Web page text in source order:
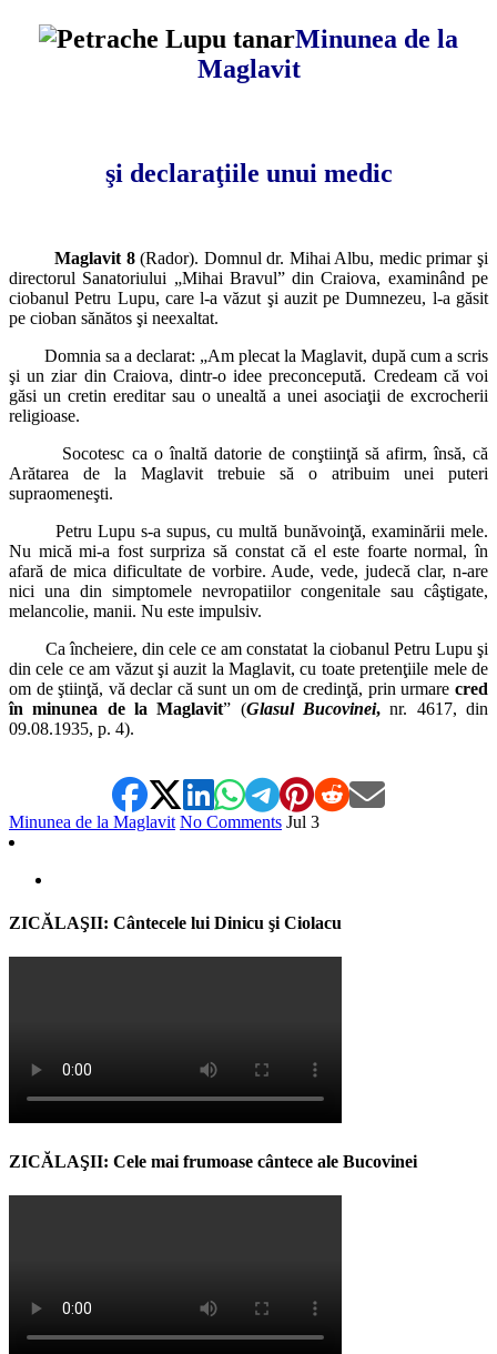
Minunea de la
Maglavit
şi declaraţiile unui medic
Maglavit 8(Rador). Domnul dr. Mihai Albu, medic primar şi
directorul Sanatoriului „Mihai Bravul” din Craiova, examinând pe
ciobanul Petru Lupu, care l-a văzut şi auzit pe Dumnezeu, l-a găsit
pe cioban sănătos şi neexaltat.
Domnia sa a declarat: „Am plecat la Maglavit, după cum a scris
şi un ziar din Craiova, dintr-o idee pre­concepută. Credeam că voi
găsi un cretin ere­ditar sau o unealtă a unei asociaţii de excrocherii
religioase.
Socotesc ca o înaltă datorie de conştiinţă să afirm, însă, că
Arătarea de la Maglavit trebuie să o atribuim unei puteri
supraomeneşti.
Petru Lupu s-a supus, cu multă bunăvoinţă, examinării mele.
Nu mică mi-a fost surpriza să constat că el este foarte normal, în
afară de mica dificultate de vorbire. Aude, vede, judecă clar, n-are
nici una din simptomele nevropatiilor congenitale sau câştigate,
melancolie, manii. Nu este impulsiv.
Ca încheiere, din cele ce am constatat la ciobanul Petru Lupu şi
din cele ce am văzut şi auzit la Ma­glavit, cu toate pretenţiile mele de
om de ştiinţă, vă declar că sunt un om de credinţă, prin ur­mare cred
în minunea de la Maglavit” (Glasul Bucovinei, nr. 4617, din
09.08.1935, p. 4).
Minunea de la Maglavit No Comments Jul 3
ZICĂLAŞII: Cântecele lui Dinicu şi Ciolacu
ZICĂLAŞII: Cele mai frumoase cântece ale Bucovinei